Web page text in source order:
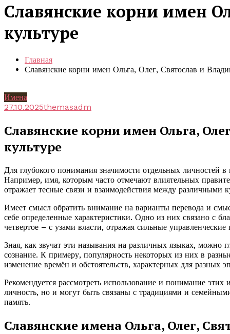
Славянские корни имен
культуре
Главная
Славянские корни имен Ольга, Олег, Святослав и
Имена
27.10.2025themasadm
Славянские корни имен Ольга,
культуре
Для глубокого понимания значимости отдельных личностей
Например, имя, которым часто отмечают влиятельных
отражает тесные связи и взаимодействия между различными
Имеет смысл обратить внимание на варианты перевода и
себе определенные характеристики. Одно из них связано с
четвертое – с узами власти, отражая сильные управленческие
Зная, как звучат эти называния на различных языках, можно
сознание. К примеру, популярность некоторых из них в
изменение времён и обстоятельств, характерных для разных
Рекомендуется рассмотреть использование и понимание
личность, но и могут быть связаны с традициями и
память.
Славянские имена Ольга, Олег,